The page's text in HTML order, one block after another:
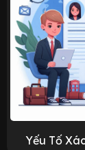
Yếu Tố